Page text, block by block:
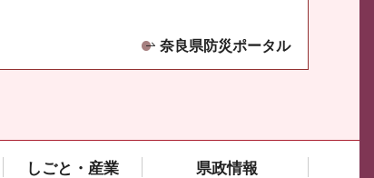
奈良県防災ポータル
しごと・産業 県政情報